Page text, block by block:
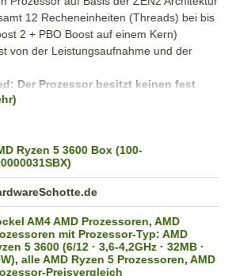
12 Recheneinheiten (Threads) bei bis
2 + PBO Boost auf einem Kern)
von der Leistungsaufnahme und der
Der Prozessor besitzt keinen fest
Ryzen 5 3600 Box (100-
AM4 AMD Prozessoren,AMD
mit Prozessor-Typ: AMD
5 3600 (6/12 · 3,6-4,2GHz · 32MB ·
,alle AMD Ryzen 5 Prozessoren,AMD
Preisvergleich